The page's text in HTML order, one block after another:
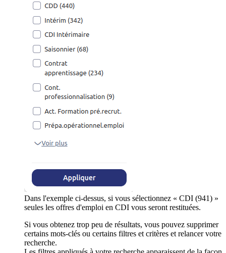
Dans l'exemple ci-dessus, si vous sélectionnez « CDI (941) »
seules les offres d'emploi en CDI vous seront restituées.
Si vous obtenez trop peu de résultats, vous pouvez supprimer
certains mots-clés ou certains filtres et critères et relancer votre
recherche.